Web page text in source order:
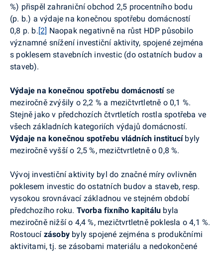
%) přispěl zahraniční obchod 2,5 procentního bodu
(p. b.) a výdaje na konečnou spotřebu domácností
0,8 p. b.[2] Naopak negativně na růst HDP působilo
významné snížení investiční aktivity, spojené zejména
s poklesem stavebních investic (do ostatních budov a
staveb).
Výdaje na konečnou spotřebu domácnostíse
meziročně zvýšily o 2,2 % a mezičtvrtletně o 0,1 %.
Stejně jako v předchozích čtvrtletích rostla spotřeba ve
všech základních kategoriích výdajů domácností.
Výdaje na konečnou spotřebu vládních institucíbyly
meziročně vyšší o 2,5 %, mezičtvrtletněo 0,8 %.
Vývoj investiční aktivity byl do značné míry ovlivněn
poklesem investic do ostatních budov a staveb, resp.
vysokou srovnávací základnou ve stejném období
předchozího roku. Tvorba fixního kapitálu byla
meziročně nižší o 4,4 %, mezičtvrtletněpoklesla o 4,1 %.
Rostoucí zásoby byly spojené zejména s produkčními
aktivitami, tj. se zásobami materiálu a nedokončené